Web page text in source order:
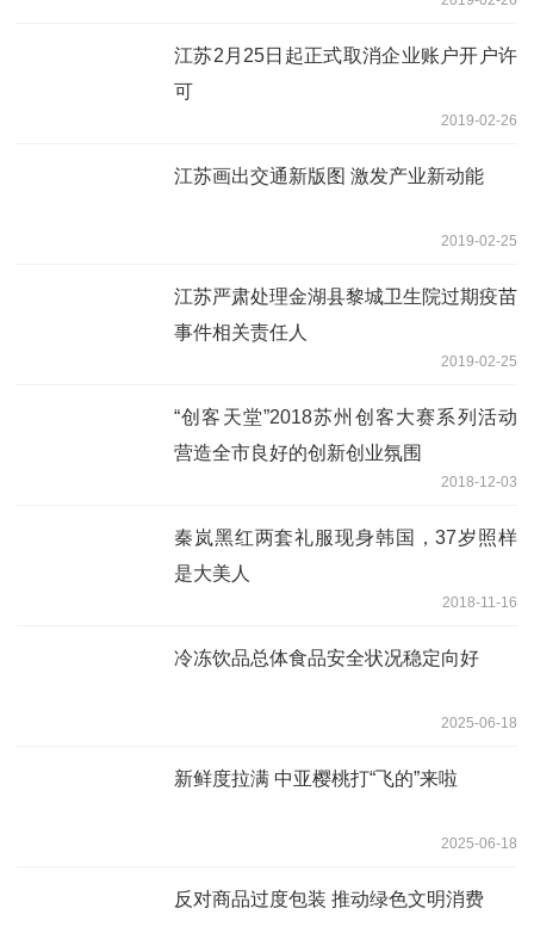
江苏2月25日起正式取消企业账户开户许
可
2019-02-26
江苏画出交通新版图 激发产业新动能
2019-02-25
江苏严肃处理金湖县黎城卫生院过期疫苗
事件相关责任人
2019-02-25
“创客天堂”2018苏州创客大赛系列活动
营造全市良好的创新创业氛围
2018-12-03
秦岚黑红两套礼服现身韩国，37岁照样
是大美人
2018-11-16
冷冻饮品总体食品安全状况稳定向好
2025-06-18
新鲜度拉满 中亚樱桃打“飞的”来啦
2025-06-18
反对商品过度包装 推动绿色文明消费